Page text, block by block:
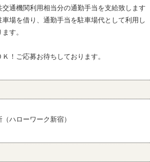
通機関利用相当分の通勤手当を支給致します
場を借り、通勤手当を駐車場代として利用し
す。
！ご応募お待ちしております。
ハローワーク新宿）